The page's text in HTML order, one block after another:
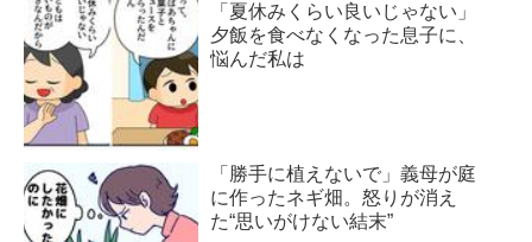
「夏休みくらい良いじゃない」
夕飯を食べなくなった息子に、
悩んだ私は
「勝手に植えないで」義母が庭
に作ったネギ畑。怒りが消え
た“思いがけない結末”